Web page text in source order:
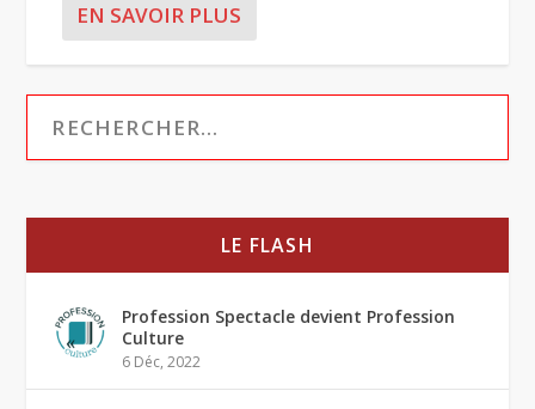
EN SAVOIR PLUS
LE FLASH
Profession Spectacle devient Profession
Culture
6 Déc, 2022